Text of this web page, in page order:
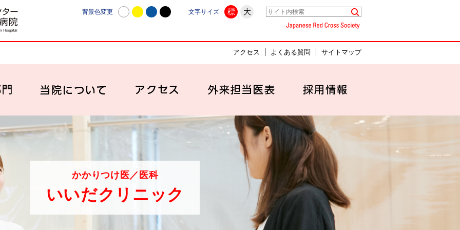
日本赤十字社愛知医療センター名古屋第一病院 | 愛知県名古屋市中村区
背景色変更 文字サイズ 標 大
アクセス よくある質問 サイトマップ
診療科・部門 当院について アクセス 外来担当医表
かかりつけ医／医科
いいだクリニック